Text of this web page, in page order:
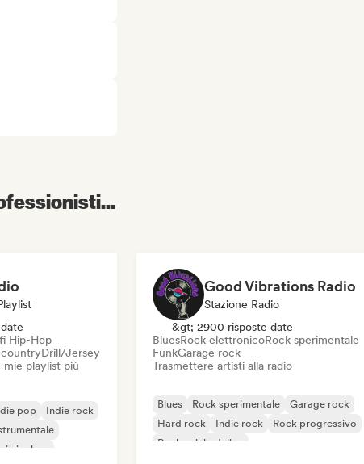
Hip-Hop
Drill/Jersey
playlist più
pop
Indie rock
in inglese
Good Vibrations Radio
Stazione Radio
&gt; 2900 risposte date
BluesRock elettronicoRock sperimentale
FunkGarage rock
Trasmettere artisti alla radio
Blues Rock sperimentale
Garage rock
Hard rock
Indie rock
Rock progressivo
Rock psichedelico